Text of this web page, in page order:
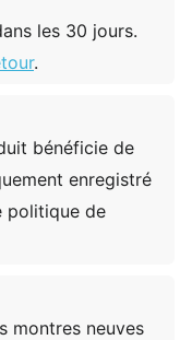
les 30 jours.
.
bénéficie de
enregistré
politique de
montres neuves